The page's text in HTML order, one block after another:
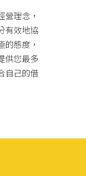
理念，
有效地協
的態度，
供您最多
自己的借